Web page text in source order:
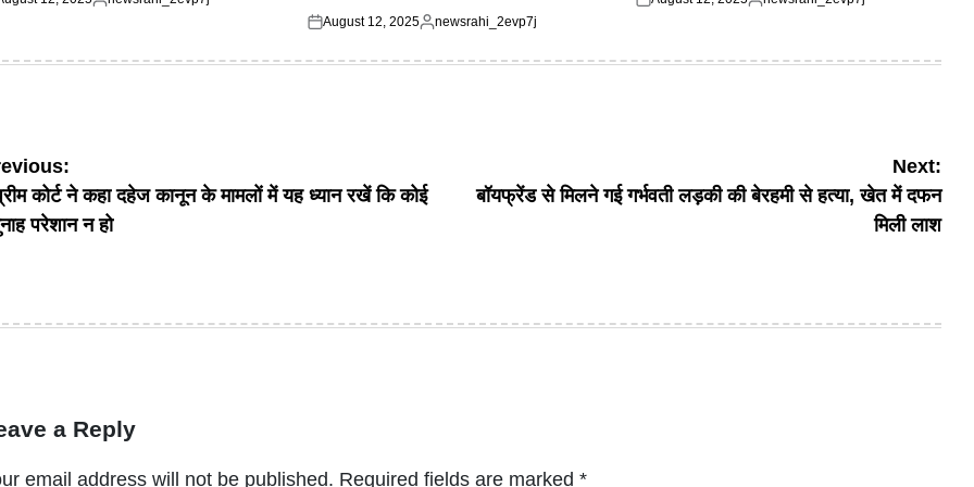
Posted
Posted
August 12, 2025
Posted
newsrahi_2evp7j
Posted
Posted
कोर्ट ने कहा दहेज कानून के मामलों में यह ध्यान रखें कि कोई
परेशान न हो
Next:
बॉयफ्रेंड से मिलने गई गर्भवती लड़की की बेरहमी से हत्या, खेत में दफन
मिली लाश
a Reply
email address will not be published. Required fields are marked *